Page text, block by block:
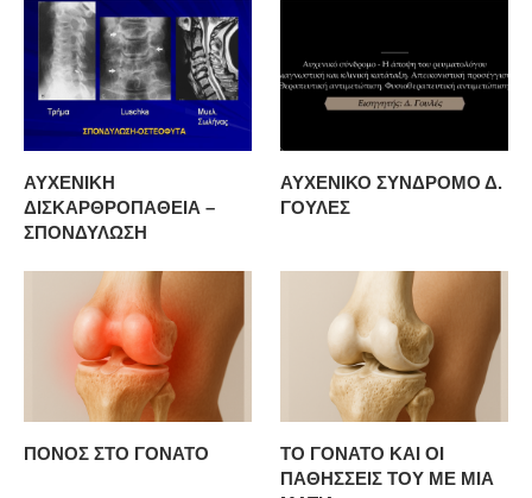
ΑΥΧΕΝΙΚΗ
ΔΙΣΚΑΡΘΡΟΠΑΘΕΙΑ –
ΣΠΟΝΔΥΛΩΣΗ
ΑΥΧΕΝΙΚΟ ΣΥΝΔΡΟΜΟ Δ.
ΓΟΥΛΕΣ
ΠΟΝΟΣ ΣΤΟ ΓΟΝΑΤΟ
ΤΟ ΓΟΝΑΤΟ ΚΑΙ ΟΙ
ΠΑΘΗΣΣΕΙΣ ΤΟΥ ΜΕ ΜΙΑ